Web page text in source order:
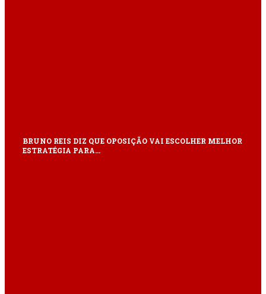
BRUNO REIS DIZ QUE OPOSIÇÃO VAI ESCOLHER MELHOR
ESTRATÉGIA PARA…